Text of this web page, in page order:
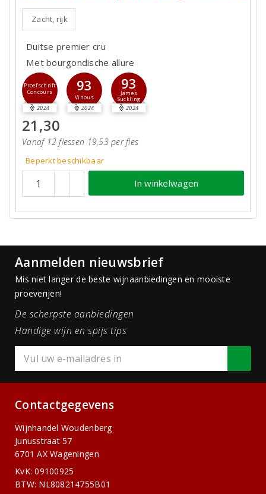
Zacht, rijk
Duitse premier cru
Met bourgondische allure
Proefschrift
Concours
2024
93
Vinous
2024
93
James
Suckling
2024
21,30
Vanaf 12 flessen 19,53 per fles
Beperkt beschikbaar
In winkelwagen
Aanmelden nieuwsbrief
Mis niet langer de beste wijnaanbiedingen en mooiste
proeverijen!
De scherpste aanbiedingen
Handige wijn en spijs tips
Contactgegevens
Wijnhandel Woudenberg
Junusstraat 57
6701 AX Wageningen
KvK: 09100925
BTW: NL808214755B01